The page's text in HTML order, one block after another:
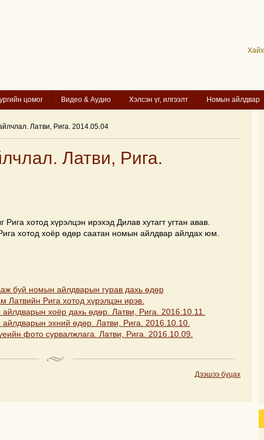
Хайх
цомог Видео & Аудио Хэлсэн үг, илгээлт Номын айлдвар
Латви, Рига. 2014.05.04
Латви, Рига.
хотод хүрэлцэн ирэхэд Дилав хутагт угтан авав.
хотод хоёр өдөр саатан номын айлдвар айлдах юм.
буй номын айлдварын гурав дахь өдөр
Латвийн Рига хотод хүрэлцэн ирэв.
хоёр дахь өдөр. Латви, Рига. 2016.10.11.
эхний өдөр. Латви, Рига. 2016.10.10.
фото сурвалжлага. Латви, Рига. 2016.10.09.
Дээшээ буцах